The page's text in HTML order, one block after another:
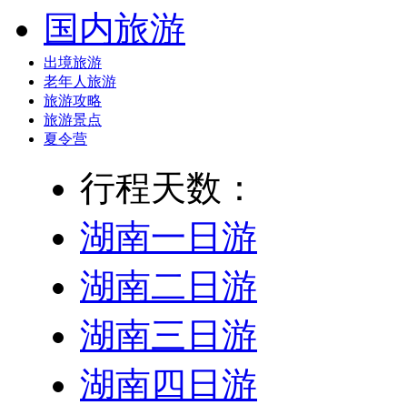
国内旅游
出境旅游
老年人旅游
旅游攻略
旅游景点
夏令营
行程天数：
湖南一日游
湖南二日游
湖南三日游
湖南四日游